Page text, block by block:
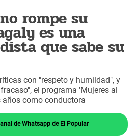
rompe su
es una
que sabe su
con "respeto y humildad", y
el programa 'Mujeres al
años como conductora
de Whatsapp de El Popular